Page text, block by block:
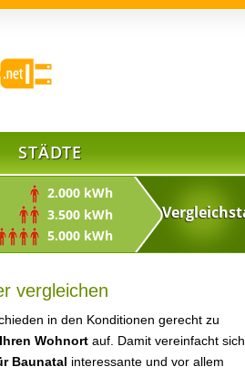
STÄDTE
2.000 kWh
3.500 kWh
5.000 kWh
vergleichen
in den Konditionen gerecht zu
Wohnort auf. Damit vereinfacht sich
Baunatal interessante und vor allem